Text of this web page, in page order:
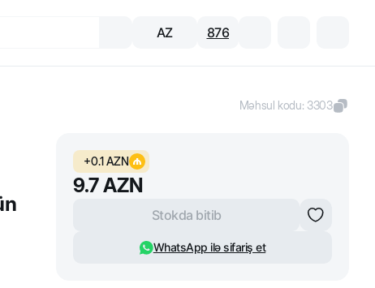
AZ 876
Məhsul kodu: 3303
+0.1AZN
9.7AZN
Stokda bitib
WhatsApp ilə sifariş et